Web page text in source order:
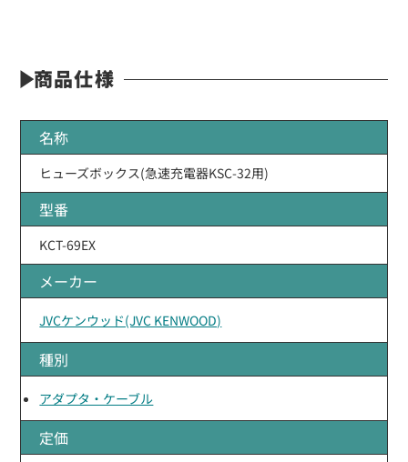
商品仕様
名称
ヒューズボックス(急速充電器KSC-32用)
型番
KCT-69EX
メーカー
JVCケンウッド(JVC KENWOOD)
種別
アダプタ・ケーブル
定価